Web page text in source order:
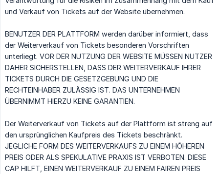
und Verkauf von Tickets auf der Website übernehmen.
BENUTZER DER PLATTFORM werden darüber informiert, dass
der Weiterverkauf von Tickets besonderen Vorschriften
unterliegt. VOR DER NUTZUNG DER WEBSITE MÜSSEN NUTZER
DAHER SICHERSTELLEN, DASS DER WEITERVERKAUF IHRER
TICKETS DURCH DIE GESETZGEBUNG UND DIE
RECHTEINHABER ZULÄSSIG IST. DAS UNTERNEHMEN
ÜBERNIMMT HIERZU KEINE GARANTIEN.
Der Weiterverkauf von Tickets auf der Plattform ist streng auf
den ursprünglichen Kaufpreis des Tickets beschränkt.
JEGLICHE FORM DES WEITERVERKAUFS ZU EINEM HÖHEREN
PREIS ODER ALS SPEKULATIVE PRAXIS IST VERBOTEN. DIESE
CAP HILFT, EINEN WEITERVERKAUF ZU EINEM FAIREN PREIS